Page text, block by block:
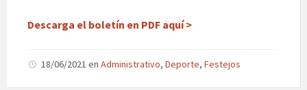
Descarga el boletín en PDF aquí >
18/06/2021 en Administrativo, Deporte, Festejos